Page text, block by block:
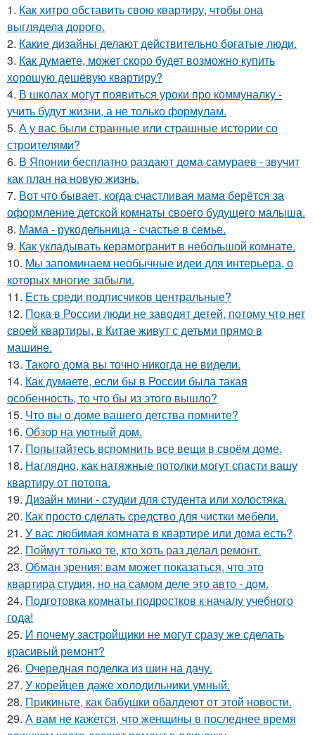
1. Как хитро обставить свою квартиру, чтобы она
выглядела дорого.
2. Какие дизайны делают действительно богатые люди.
3. Как думаете, может скоро будет возможно купить
хорошую дешёвую квартиру?
4. В школах могут появиться уроки про коммуналку -
учить будут жизни, а не только формулам.
5. А у вас были странные или страшные истории со
строителями?
6. В Японии бесплатно раздают дома самураев - звучит
как план на новую жизнь.
7. Вот что бывает, когда счастливая мама берётся за
оформление детской комнаты своего будущего малыша.
8. Мама - рукодельница - счастье в семье.
9. Как укладывать керамогранит в небольшой комнате.
10. Мы запоминаем необычные идеи для интерьера, о
которых многие забыли.
11. Есть среди подписчиков центральные?
12. Пока в России люди не заводят детей, потому что нет
своей квартиры, в Китае живут с детьми прямо в
машине.
13. Такого дома вы точно никогда не видели.
14. Как думаете, если бы в России была такая
особенность, то что бы из этого вышло?
15. Что вы о доме вашего детства помните?
16. Обзор на уютный дом.
17. Попытайтесь вспомнить все вещи в своём доме.
18. Наглядно, как натяжные потолки могут спасти вашу
квартиру от потопа.
19. Дизайн мини - студии для студента или холостяка.
20. Как просто сделать средство для чистки мебели.
21. У вас любимая комната в квартире или дома есть?
22. Поймут только те, кто хоть раз делал ремонт.
23. Обман зрения: вам может показаться, что это
квартира студия, но на самом деле это авто - дом.
24. Подготовка комнаты подростков к началу учебного
года!
25. И почему застройщики не могут сразу же сделать
красивый ремонт?
26. Очередная поделка из шин на дачу.
27. У корейцев даже холодильники умный.
28. Прикиньте, как бабушки обалдеют от этой новости.
29. А вам не кажется, что женщины в последнее время